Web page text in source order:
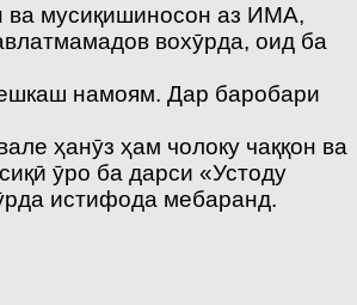
ва мусиқишиносон аз ИМА,
вохӯрда, оид ба
намоям. Дар баробари
ҳанӯз ҳам чолоку чаққон ва
ӯро ба дарси «Устоду
истифода мебаранд.